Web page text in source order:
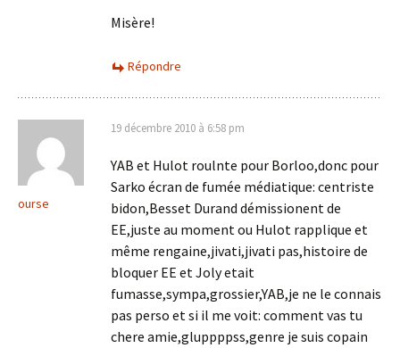
Misère!
Répondre
ourse
19 décembre 2010 à 6:58 pm
YAB et Hulot roulnte pour Borloo,donc pour
Sarko écran de fumée médiatique: centriste
bidon,Besset Durand démissionent de
EE,juste au moment ou Hulot rapplique et
même rengaine,jivati,jivati pas,histoire de
bloquer EE et Joly etait
fumasse,sympa,grossier,YAB,je ne le connais
pas perso et si il me voit: comment vas tu
chere amie,gluppppss,genre je suis copain